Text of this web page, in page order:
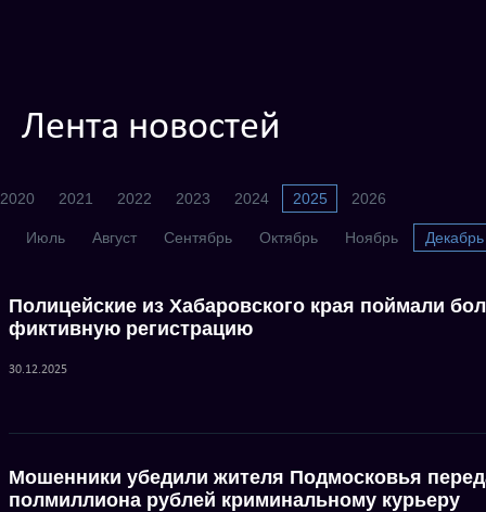
Лента новостей
2020 2021 2022 2023 2024 2025 2026
Июль Август Сентябрь Октябрь Ноябрь Декабрь
Полицейские из Хабаровского края поймали
фиктивную регистрацию
30.12.2025
Мошенники убедили жителя Подмосковья
полмиллиона рублей криминальному курьеру